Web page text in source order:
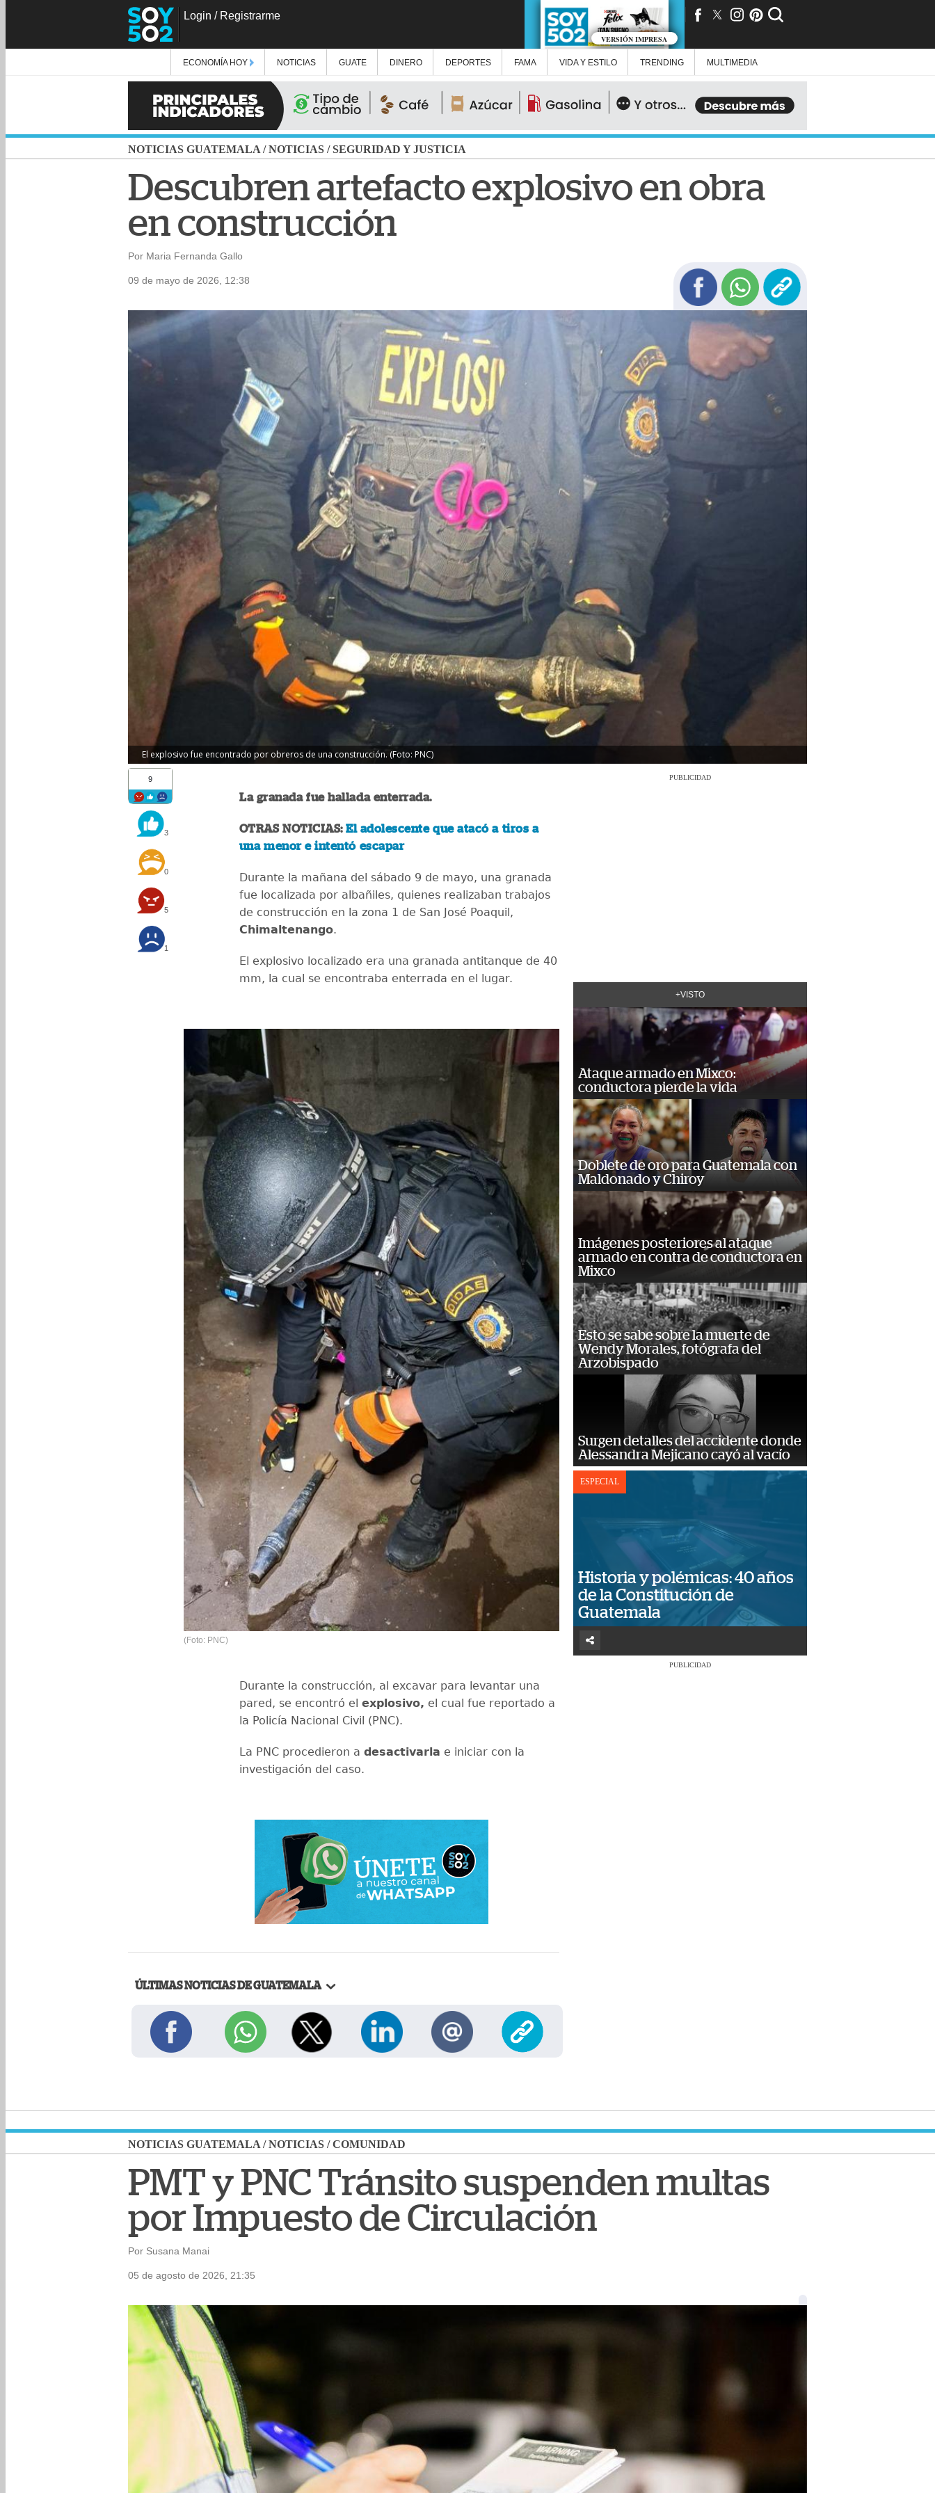
Login / Registrarme
VERSIÓN IMPRESA
ECONOMÍA HOY NOTICIAS GUATE DINERO DEPORTES FAMA VIDA Y ESTILO TRENDING MULTIMEDIA
NOTICIAS GUATEMALA /NOTICIAS /SEGURIDAD Y JUSTICIA
Descubren artefacto explosivo en obra
en construcción
Por Maria Fernanda Gallo
09 de mayo de 2026, 12:38
El explosivo fue encontrado por obreros de una construcción. (Foto: PNC)
9
3
0
5
1
La granada fue hallada enterrada.
OTRAS NOTICIAS:El adolescente que atacó a tiros a
una menor e intentó escapar
Durante la mañana del sábado 9 de mayo, una granada
fue localizada por albañiles, quienes realizaban trabajos
de construcción en la zona 1 de San José Poaquil,
Chimaltenango.
El explosivo localizado era una granada antitanque de 40
mm, la cual se encontraba enterrada en el lugar.
(Foto: PNC)
Durante la construcción, al excavar para levantar una
pared, se encontró el explosivo, el cual fue reportado a
la Policía Nacional Civil (PNC).
La PNC procedieron a desactivarla e iniciar con la
investigación del caso.
ÚLTIMAS NOTICIAS DE GUATEMALA
PUBLICIDAD
+VISTO
Ataque armado en Mixco:
conductora pierde la vida
Doblete de oro para Guatemala con
Maldonado y Chiroy
Imágenes posteriores al ataque
armado en contra de conductora en
Mixco
Esto se sabe sobre la muerte de
Wendy Morales, fotógrafa del
Arzobispado
Surgen detalles del accidente donde
Alessandra Mejicano cayó al vacío
ESPECIAL
Historia y polémicas: 40 años
de la Constitución de
Guatemala
PUBLICIDAD
NOTICIAS GUATEMALA /NOTICIAS /COMUNIDAD
PMT y PNC Tránsito suspenden multas
por Impuesto de Circulación
Por Susana Manai
05 de agosto de 2026, 21:35